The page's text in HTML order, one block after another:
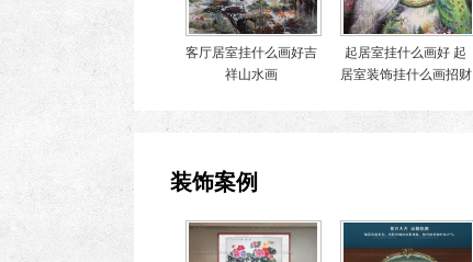
客厅居室挂什么画好吉
祥山水画
起居室挂什么画好 起
居室装饰挂什么画招财
装饰案例